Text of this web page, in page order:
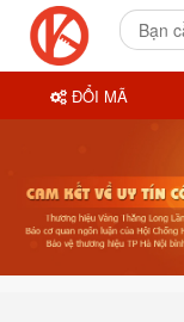
ĐỔI MÃ